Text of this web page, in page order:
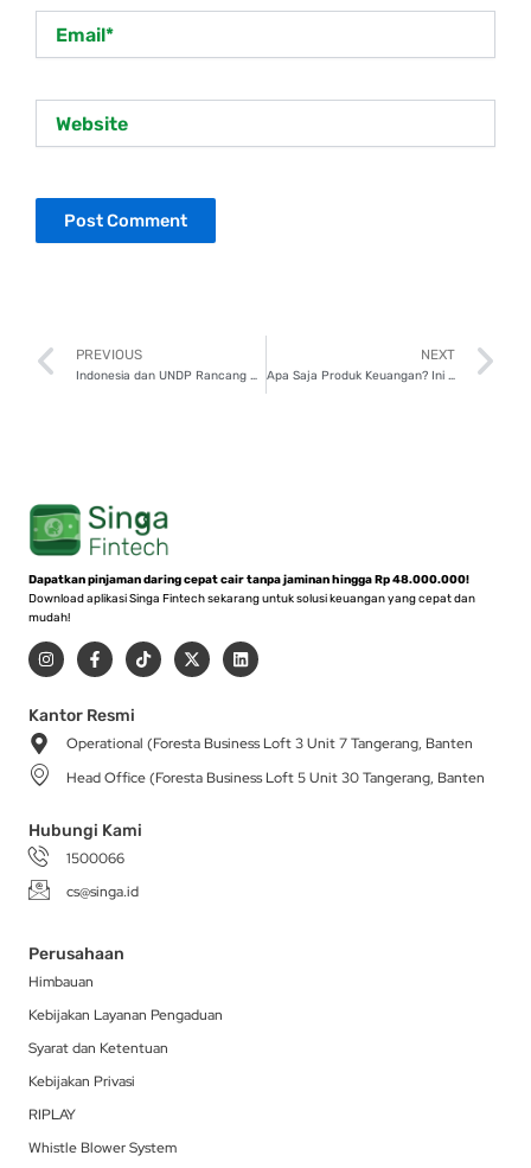
Prev
PREVIOUS
Indonesia dan UNDP Rancang Peta Jalan Dekarbonisasi Pariwisata
NEXT
Apa Saja Produk Keuangan? Ini Manfaat, Jenis, dan Perbedaannya!
Dapatkan pinjaman daring cepat cair tanpa jaminan hingga Rp 48.000.000!
Download aplikasi Singa Fintech sekarang untuk solusi keuangan yang cepat dan
mudah!
I
n
s
a
g
r
a
m
F
a
c
b
o
-
T
i
k
X
-
t
t
r
L
i
n
i
Kantor Resmi
Operational (Foresta Business Loft 3 Unit 7 Tangerang, Banten
Head Office (Foresta Business Loft 5 Unit 30 Tangerang, Banten
Hubungi Kami
1500066
cs@singa.id
Perusahaan
Himbauan
Kebijakan Layanan Pengaduan
Syarat dan Ketentuan
Kebijakan Privasi
RIPLAY
Whistle Blower System